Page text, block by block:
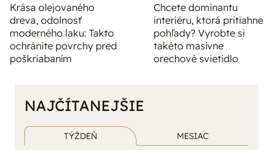
Krása olejovaného
dreva, odolnosť
moderného laku: Takto
ochránite povrchy pred
poškriabaním
Chcete dominantu
interiéru, ktorá pritiahne
pohľady? Vyrobte si
takéto masívne
orechové svietidlo
NAJČÍTANEJŠIE
TÝŽDEŇ MESIAC